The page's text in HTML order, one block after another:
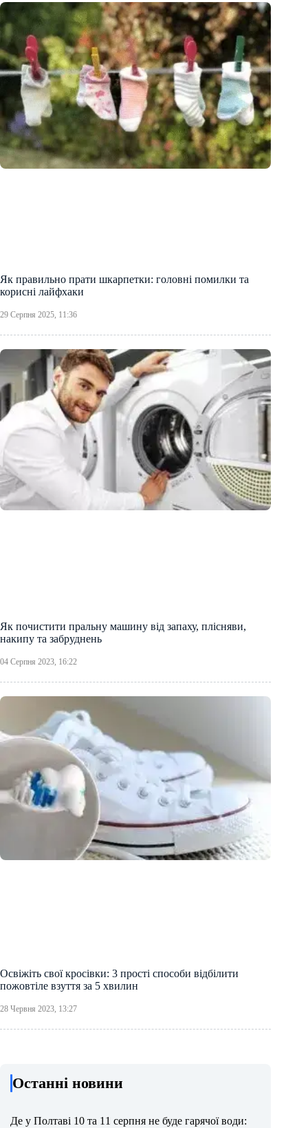
Як правильно прати шкарпетки: головні помилки та
корисні лайфхаки
29 Серпня 2025, 11:36
Як почистити пральну машину від запаху, плісняви,
накипу та забруднень
04 Серпня 2023, 16:22
Освіжіть свої кросівки: 3 прості способи відбілити
пожовтіле взуття за 5 хвилин
28 Червня 2023, 13:27
Останні новини
Де у Полтаві 10 та 11 серпня не буде гарячої води: